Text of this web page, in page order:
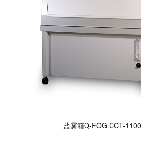
盐雾箱Q-FOG CCT-1100